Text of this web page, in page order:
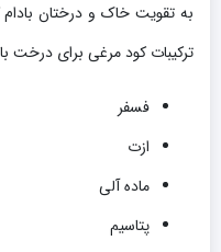
به تقویت خاک و درختان
ترکیبات کود مرغی برای درخت
فسفر
ازت
ماده آلی
پتاسیم